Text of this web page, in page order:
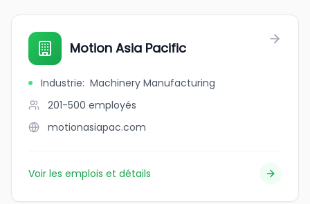
Motion Asia Pacific
Industrie: Machinery Manufacturing
201-500 employés
motionasiapac.com
Voir les emplois et détails